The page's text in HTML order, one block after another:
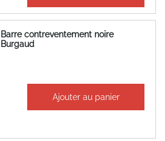
Barre contreventement noire
Burgaud
Ajouter au panier